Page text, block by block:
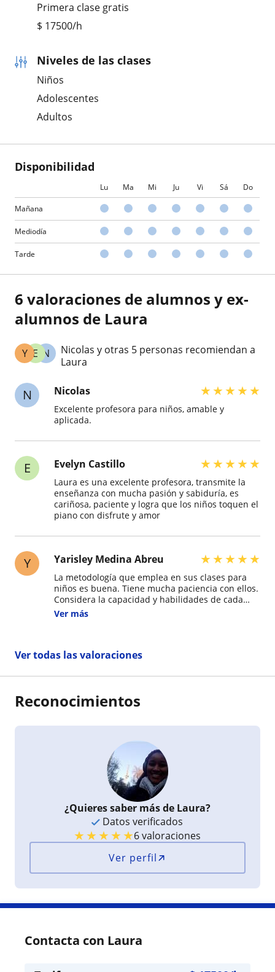
Primera clase gratis
$ 17500/h
Niveles de las clases
Niños
Adolescentes
Adultos
Disponibilidad
Lu Ma Mi Ju Vi Sá Do
Mañana
Mediodía
Tarde
6 valoraciones de alumnos y ex-
alumnos de Laura
N
E
Y
Nicolas y otras 5 personas recomiendan a
Laura
N Nicolas ★★★★★
Excelente profesora para niños, amable y
aplicada.
E Evelyn Castillo ★★★★★
Laura es una excelente profesora, transmite la
enseñanza con mucha pasión y sabiduría, es
cariñosa, paciente y logra que los niños toquen el
piano con disfrute y amor
Y Yarisley Medina Abreu ★★★★★
La metodología que emplea en sus clases para
niños es buena. Tiene mucha paciencia con ellos.
Considera la capacidad y habilidades de cada
uno, es decir, sus respectivas individualidades, a
tomar sus hijos para continuar desarrollándose, a
estudiantes durante el taller que ella imparte.
Ver más
Ver todas las valoraciones
Reconocimientos
¿Quieres saber más de Laura?
Datos verificados
★★★★★6 valoraciones
Ver perfil
Contacta con Laura